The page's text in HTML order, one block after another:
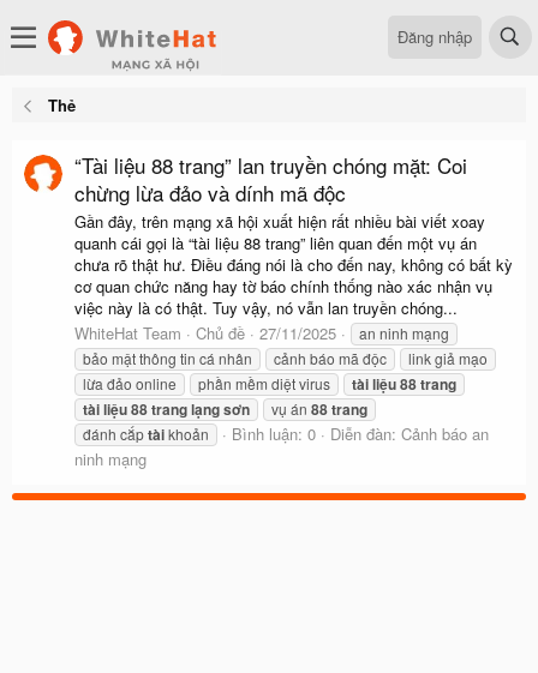
Đăng nhập
Thẻ
“Tài liệu 88 trang” lan truyền chóng mặt: Coi
chừng lừa đảo và dính mã độc
Gần đây, trên mạng xã hội xuất hiện rất nhiều bài viết xoay
quanh cái gọi là “tài liệu 88 trang” liên quan đến một vụ án
chưa rõ thật hư. Điều đáng nói là cho đến nay, không có bất kỳ
cơ quan chức năng hay tờ báo chính thống nào xác nhận vụ
việc này là có thật. Tuy vậy, nó vẫn lan truyền chóng...
WhiteHat Team
Chủ đề 27/11/2025
an ninh mạng
bảo mật thông tin cá nhân
cảnh báo mã độc
link giả mạo
lừa đảo online
phần mềm diệt virus tàiliệu88trang
tàiliệu88tranglạngsơn vụ án 88trang
đánh cắptàikhoản Bình luận: 0 Diễn đàn: Cảnh báo an
ninh mạng